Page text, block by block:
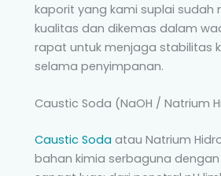
kaporit yang kami suplai sudah
kualitas dan dikemas dalam
rapat untuk menjaga stabilitas
selama penyimpanan.
Caustic Soda (NaOH / Natrium
Caustic Soda atau Natrium
bahan kimia serbaguna